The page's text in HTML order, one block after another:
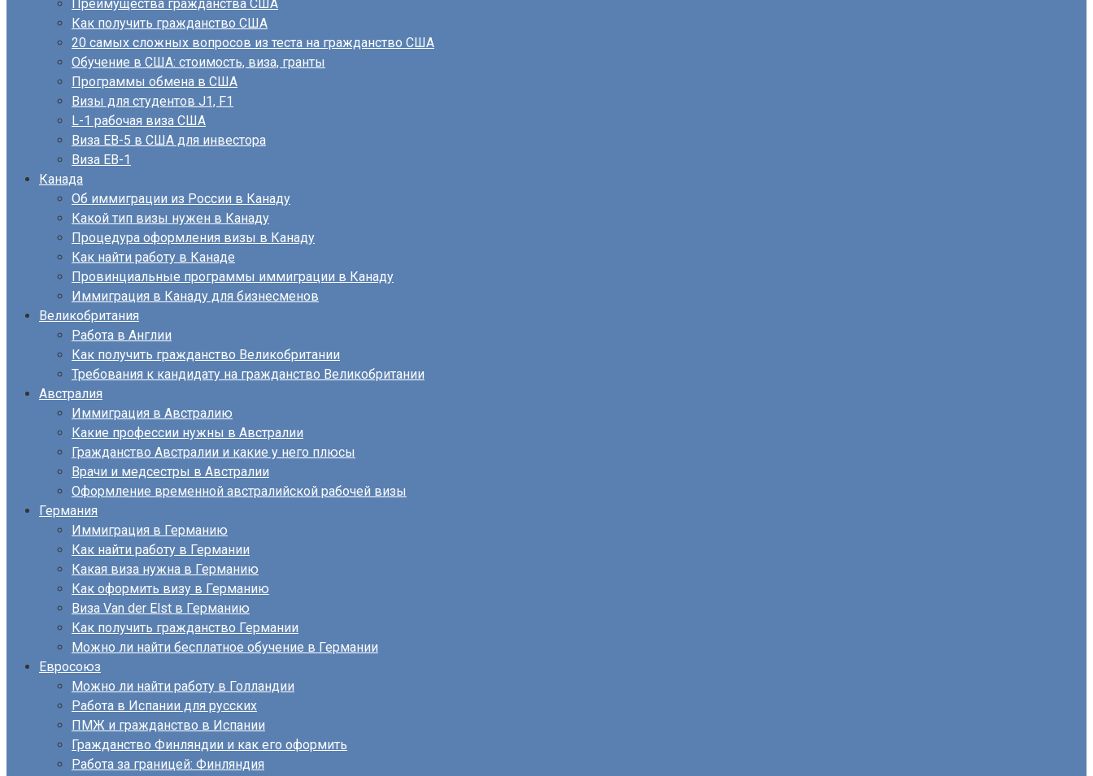
Преимущества гражданства США
Как получить гражданство США
20 самых сложных вопросов из теста на гражданство США
Обучение в США: стоимость, виза, гранты
Программы обмена в США
Визы для студентов J1, F1
L-1 рабочая виза США
Виза EB-5 в США для инвестора
Виза ЕВ-1
Канада
Об иммиграции из России в Канаду
Какой тип визы нужен в Канаду
Процедура оформления визы в Канаду
Как найти работу в Канаде
Провинциальные программы иммиграции в Канаду
Иммиграция в Канаду для бизнесменов
Великобритания
Работа в Англии
Как получить гражданство Великобритании
Требования к кандидату на гражданство Великобритании
Австралия
Иммиграция в Австралию
Какие профессии нужны в Австралии
Гражданство Австралии и какие у него плюсы
Врачи и медсестры в Австралии
Оформление временной австралийской рабочей визы
Германия
Иммиграция в Германию
Как найти работу в Германии
Какая виза нужна в Германию
Как оформить визу в Германию
Виза Van der Elst в Германию
Как получить гражданство Германии
Можно ли найти бесплатное обучение в Германии
Евросоюз
Можно ли найти работу в Голландии
Работа в Испании для русских
ПМЖ и гражданство в Испании
Гражданство Финляндии и как его оформить
Работа за границей: Финляндия